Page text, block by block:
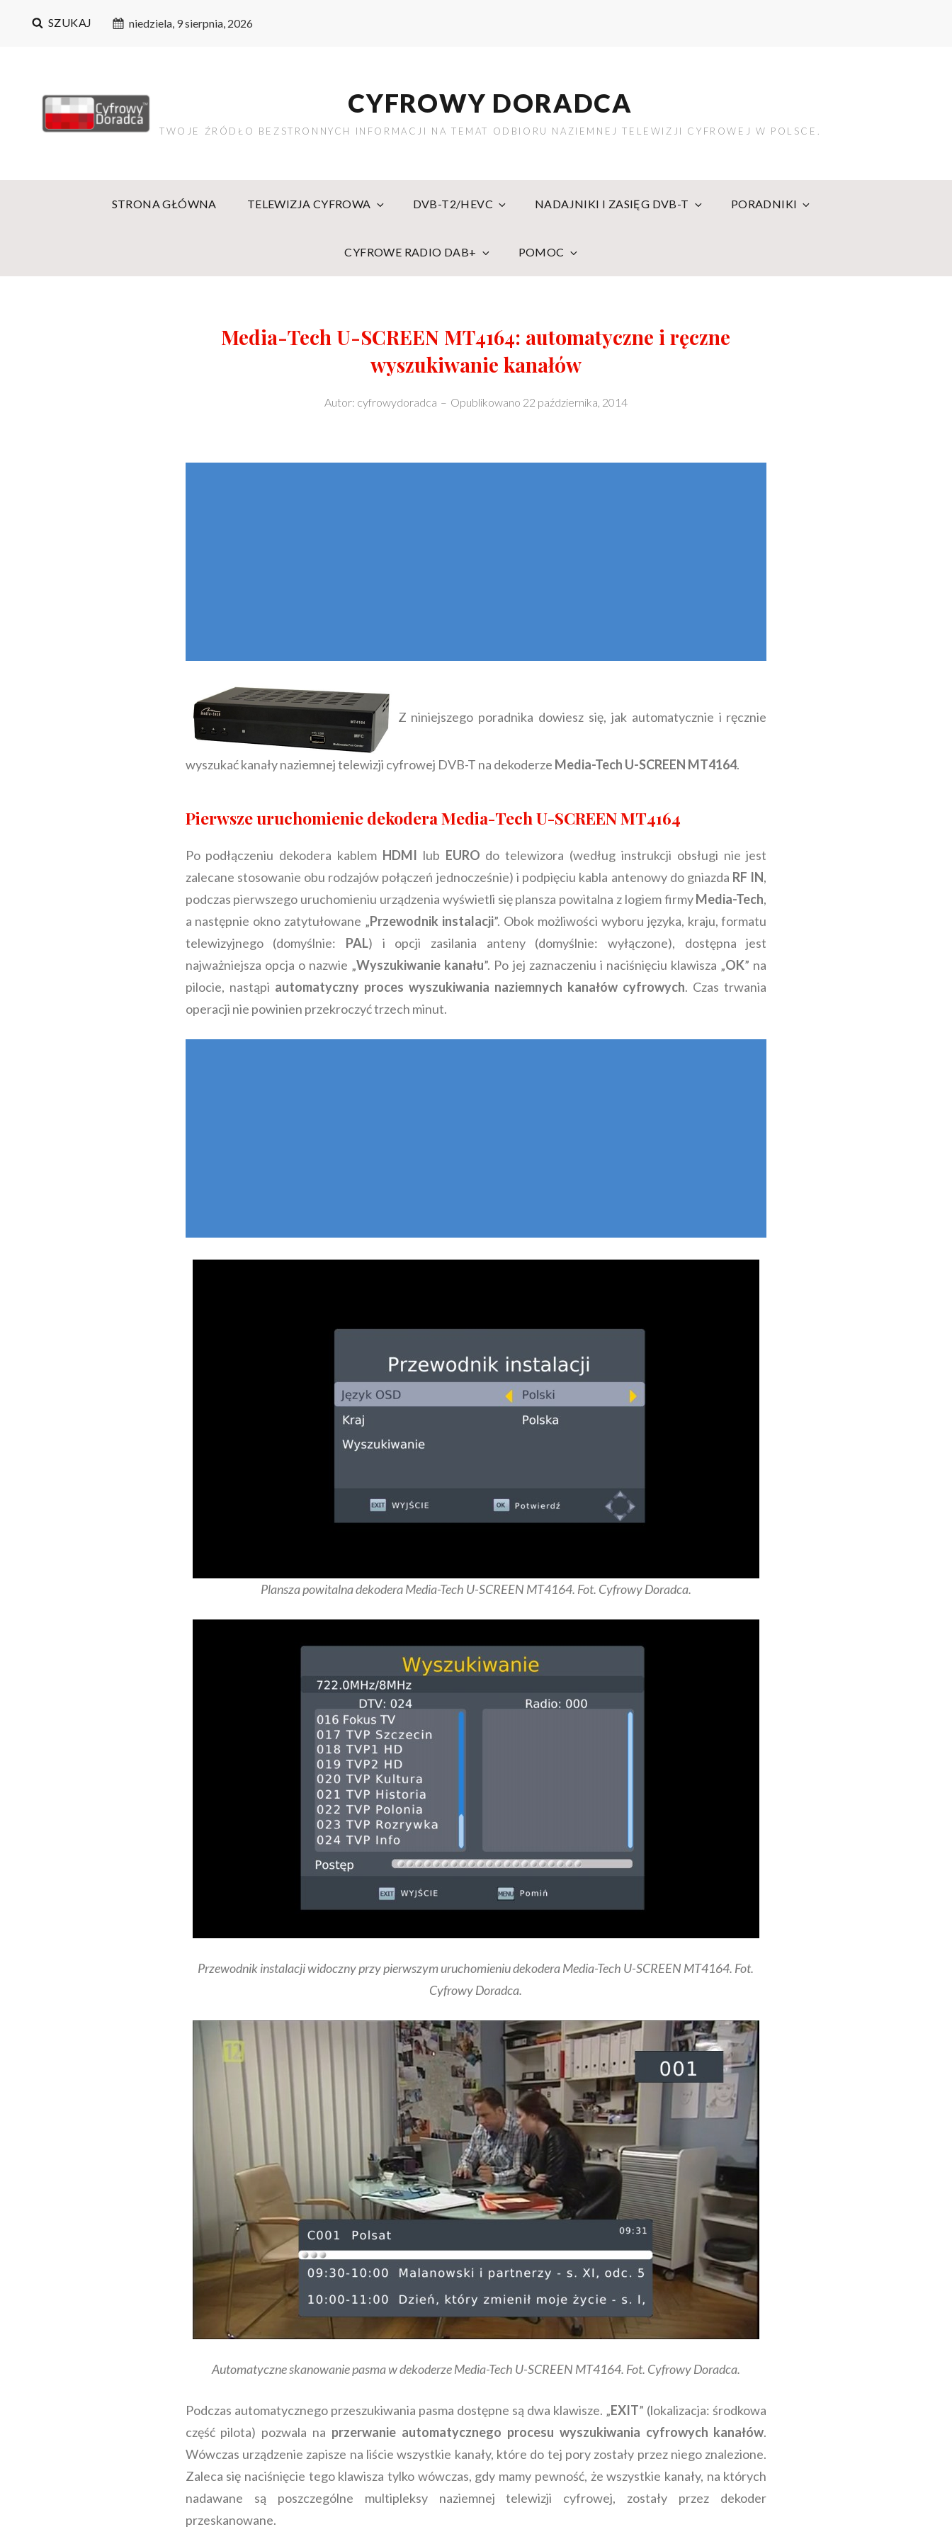
SZUKAJ niedziela, 9 sierpnia, 2026
CYFROWY DORADCA
TWOJE ŹRÓDŁO BEZSTRONNYCH INFORMACJI NA TEMAT ODBIORU NAZIEMNEJ TELEWIZJI CYFROWEJ W POLSCE.
STRONA GŁÓWNA TELEWIZJA CYFROWA DVB-T2/HEVC NADAJNIKI I ZASIĘG DVB-T PORADNIKI
CYFROWE RADIO DAB+ POMOC
Media-Tech U-SCREEN MT4164: automatyczne i ręczne
wyszukiwanie kanałów
Autor: cyfrowydoradca – Opublikowano 22 października, 2014
Z niniejszego poradnika dowiesz się, jak automatycznie i ręcznie
wyszukać kanały naziemnej telewizji cyfrowej DVB-T na dekoderze Media-Tech U-SCREEN MT4164.
Pierwsze uruchomienie dekodera Media-Tech U-SCREEN MT4164
Po podłączeniu dekodera kablem HDMI lub EURO do telewizora (według instrukcji obsługi nie jest
zalecane stosowanie obu rodzajów połączeń jednocześnie) i podpięciu kabla antenowy do gniazda RF IN,
podczas pierwszego uruchomieniu urządzenia wyświetli się plansza powitalna z logiem firmyMedia-Tech,
a następnie okno zatytułowane „Przewodnik instalacji”. Obok możliwości wyboru języka, kraju, formatu
telewizyjnego (domyślnie: PAL) i opcji zasilania anteny (domyślnie: wyłączone), dostępna jest
najważniejsza opcja o nazwie „Wyszukiwanie kanału”. Po jej zaznaczeniu i naciśnięciu klawisza „OK” na
pilocie, nastąpi automatyczny proces wyszukiwania naziemnych kanałów cyfrowych. Czas trwania
operacji nie powinien przekroczyć trzech minut.
Plansza powitalna dekodera Media-Tech U-SCREEN MT4164. Fot. Cyfrowy Doradca.
Przewodnik instalacji widoczny przy pierwszym uruchomieniu dekodera Media-Tech U-SCREEN MT4164. Fot.
Cyfrowy Doradca.
Automatyczne skanowanie pasma w dekoderze Media-Tech U-SCREEN MT4164. Fot. Cyfrowy Doradca.
Podczas automatycznego przeszukiwania pasma dostępne są dwa klawisze. „EXIT” (lokalizacja: środkowa
część pilota) pozwala na przerwanie automatycznego procesu wyszukiwania cyfrowych kanałów.
Wówczas urządzenie zapisze na liście wszystkie kanały, które do tej pory zostały przez niego znalezione.
Zaleca się naciśnięcie tego klawisza tylko wówczas, gdy mamy pewność, że wszystkie kanały, na których
nadawane są poszczególne multipleksy naziemnej telewizji cyfrowej, zostały przez dekoder
przeskanowane.